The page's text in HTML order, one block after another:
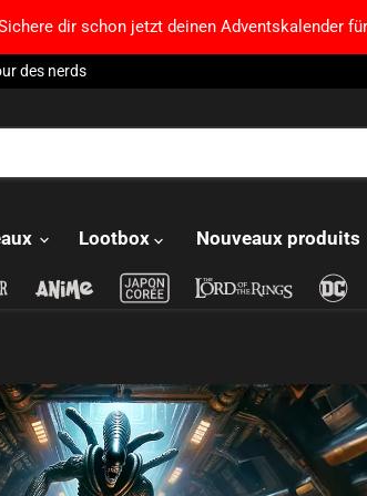
dir schon jetzt deinen Adventskalender
des nerds
Lootbox Nouveaux produits